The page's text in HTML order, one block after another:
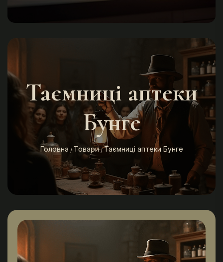
Таємниці аптеки
Бунге
Головна Товари Таємниці аптеки Бунге